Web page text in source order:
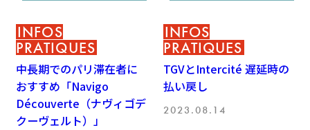
INFOS
PRATIQUES
中長期でのパリ滞在者に
おすすめ「Navigo
Découverte（ナヴィゴデ
クーヴェルト）」
INFOS
PRATIQUES
TGVとIntercité 遅延時の
払い戻し
2023.08.14